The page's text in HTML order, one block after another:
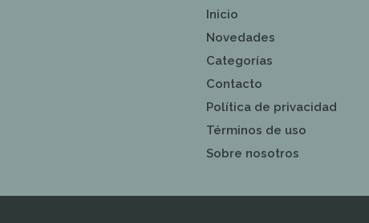
Inicio
Novedades
Categorías
Contacto
Política de privacidad
Términos de uso
Sobre nosotros